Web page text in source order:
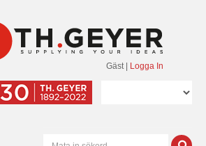
Gäst Logga In